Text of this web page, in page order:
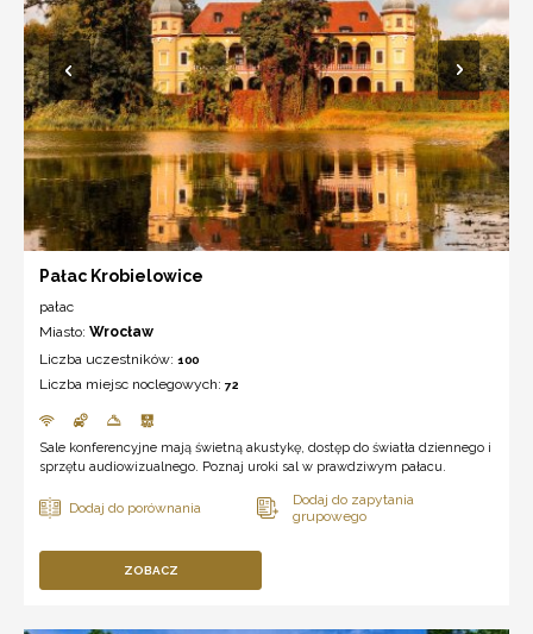
Pałac Krobielowice
pałac
Miasto: Wrocław
Liczba uczestników: 100
Liczba miejsc noclegowych: 72
Sale konferencyjne mają świetną akustykę, dostęp do światła dziennego i
sprzętu audiowizualnego. Poznaj uroki sal w prawdziwym pałacu.
ZOBACZ